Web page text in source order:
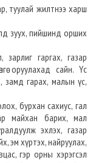
туулай жилтнээ харш
зуух, пийшинд орших
гаргах, газар
оруулахад сайн. Үс
замд гарах, малын үс,
бурхан сахиус, гал
майхан барих, мал
эхлэх, газар
эм хүртэх, найруулах,
гэр орны хэрэгсэл